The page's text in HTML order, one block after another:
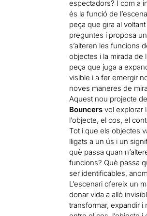
espectadors? I com a
és la funció de
peça que gira al voltant
preguntes i proposa
s’alteren les funcions
objectes i la mirada de
peça que juga a
visible i a fer emergir
noves maneres de
Aquest nou projecte
Bouncers vol explorar
l’objecte, el cos, el
Tot i que els objectes
lligats a un ús i un
què passa quan
funcions? Què passa
ser identificables,
L’escenari ofereix un
donar vida a allò
transformar, expandir i